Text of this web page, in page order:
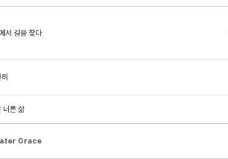
서 길을 찾다
너른 삶
Grace